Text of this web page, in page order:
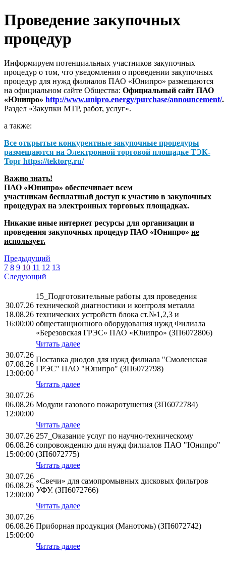
Проведение закупочных
процедур
Информируем потенциальных участников закупочных
процедур о том, что уведомления о проведении закупочных
процедур для нужд филиалов ПАО «Юнипро» размещаются
на официальном сайте Общества: Официальный сайт ПАО
«Юнипро» http://www.unipro.energy/purchase/announcement/.
Раздел «Закупки МТР, работ, услуг».
а также:
Все открытые конкурентные закупочные процедуры
размещаются на Электронной торговой площадке ТЭК-
Торг https://tektorg.ru/
Важно знать!
ПАО «Юнипро» обеспечивает всем
участникам бесплатный доступ к участию в закупочных
процедурах на электронных торговых площадках.
Никакие иные интернет ресурсы для организации и
проведения закупочных процедур ПАО «Юнипро» не
использует.
Предыдущий
7 8 9 10 11 12 13
Следующий
30.07.26
18.08.26
16:00:00
15_Подготовительные работы для проведения
технической диагностики и контроля металла
технических устройств блока ст.№1,2,3 и
общестанционного оборудования нужд Филиала
«Березовская ГРЭС» ПАО «Юнипро» (ЗП6072806)
Читать далее
30.07.26
07.08.26
13:00:00
Поставка диодов для нужд филиала "Смоленская
ГРЭС" ПАО "Юнипро" (ЗП6072798)
Читать далее
30.07.26
06.08.26
12:00:00
Модули газового пожаротушения (ЗП6072784)
Читать далее
30.07.26
06.08.26
15:00:00
257_Оказание услуг по научно-техническому
сопровождению для нужд филиалов ПАО "Юнипро"
(ЗП6072775)
Читать далее
30.07.26
06.08.26
12:00:00
«Свечи» для самопромывных дисковых фильтров
УФУ. (ЗП6072766)
Читать далее
30.07.26
06.08.26
15:00:00
Приборная продукция (Манотомь) (ЗП6072742)
Читать далее